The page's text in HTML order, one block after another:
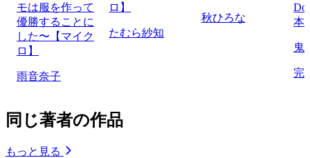
モは服を作って
優勝することに
した〜【マイク
ロ】
雨音奈子
ロ】
たむら紗知
秋ひろな
本
鬼
完
同じ著者の作品
もっと見る